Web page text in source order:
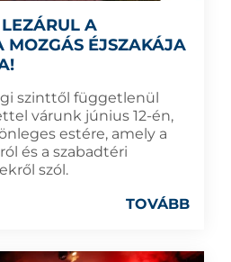
A
MOZGÁS ÉJSZAKÁJA
szinttől függetlenül
várunk június 12-én,
estére, amely a
és a szabadtéri
szól.
TOVÁBB